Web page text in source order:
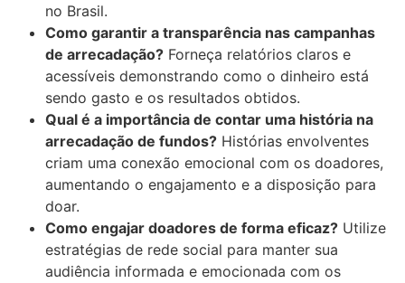
no Brasil.
Como garantir a transparência nas campanhas
de arrecadação? Forneça relatórios claros e
acessíveis demonstrando como o dinheiro está
sendo gasto e os resultados obtidos.
Qual é a importância de contar uma história na
arrecadação de fundos? Histórias envolventes
criam uma conexão emocional com os doadores,
aumentando o engajamento e a disposição para
doar.
Como engajar doadores de forma eficaz? Utilize
estratégias de rede social para manter sua
audiência informada e emocionada com os